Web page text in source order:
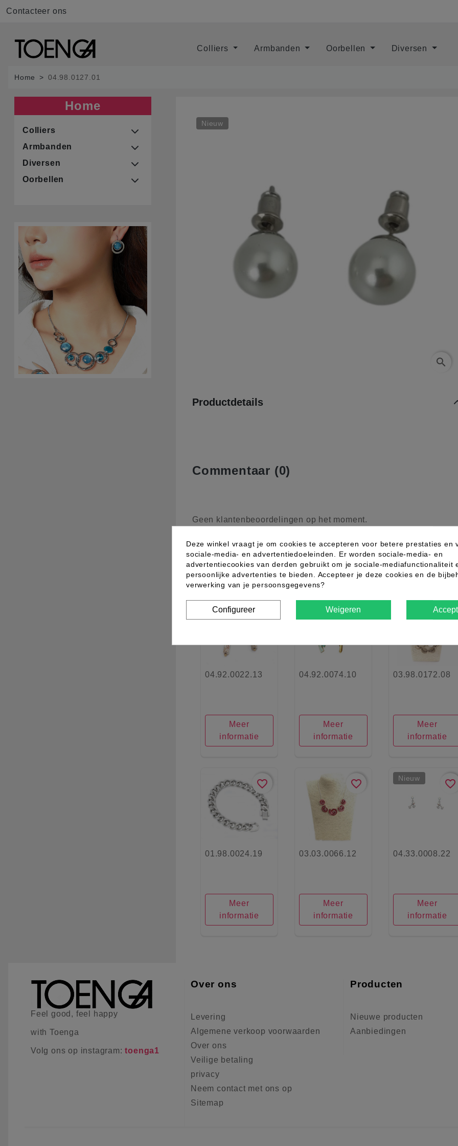
Contacteer ons
Colliers Armbanden Oorbellen Diversen
Home 04.98.0127.01
Home
Colliers
Armbanden
Diversen
Oorbellen
Nieuw
search
Productdetails
Commentaar (0)
Geen klantenbeoordelingen op het moment.
10 andere producten uit dezelfde
favorite_border
04.92.0022.13
Meer
informatie
favorite_border
04.92.0074.10
Meer
informatie
favorite_border
03.98.0172.08
Meer
informatie
favorite_border
01.98.0024.19
Meer
informatie
favorite_border
03.03.0066.12
Meer
informatie
Nieuw favorite_border
04.33.0008.22
Meer
informatie
Feel good, feel happy
with Toenga
Volg ons op instagram:toenga1
Over ons
Levering
Algemene verkoop voorwaarden
Over ons
Veilige betaling
privacy
Neem contact met ons op
Sitemap
Producten
Nieuwe producten
Aanbiedingen
Deze winkel vraagt je om cookies te accepteren voor betere prestaties en
sociale-media- en advertentiedoeleinden. Er worden sociale-media- en
advertentiecookies van derden gebruikt om je sociale-mediafunctionaliteit
persoonlijke advertenties te bieden. Accepteer je deze cookies en de
verwerking van je persoonsgegevens?
Configureer Weigeren